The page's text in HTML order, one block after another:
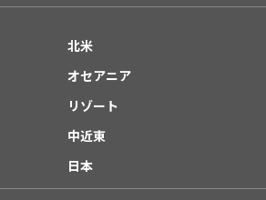
北米
オセアニア
リゾート
中近東
日本